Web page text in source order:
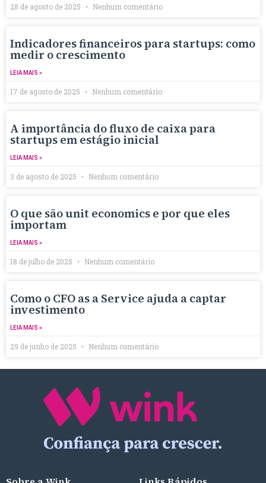
28 de agosto de 2025 Nenhum comentário
Indicadores financeiros para startups: como
medir o crescimento
LEIA MAIS »
17 de agosto de 2025 Nenhum comentário
A importância do fluxo de caixa para
startups em estágio inicial
LEIA MAIS »
3 de agosto de 2025 Nenhum comentário
O que são unit economics e por que eles
importam
LEIA MAIS »
18 de julho de 2025 Nenhum comentário
Como o CFO as a Service ajuda a captar
investimento
LEIA MAIS »
29 de junho de 2025 Nenhum comentário